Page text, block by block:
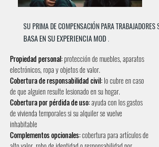
SU PRIMA DE COMPENSACIÓN PARA TRABAJADORES SE
BASA EN SU EXPERIENCIA MOD.
Propiedad personal:protección de muebles, aparatos
electrónicos, ropa y objetos de valor.
Cobertura de responsabilidad civil:lo cubreen caso
de que alguien resulte lesionado en su hogar.
Cobertura por pérdida de uso:ayuda con los gastos
de vivienda temporales si su alquiler se vuelve
inhabitable
Complementos opcionales:cobertura para artículos de